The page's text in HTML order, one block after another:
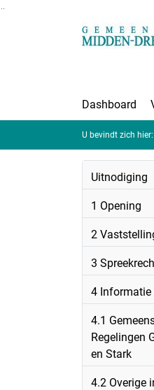
Dashboard
U bevindt zich hier:
Uitnodiging
1 Opening
2
3
4 Informatie
4.1
Regelingen
en Stark
4.2 Overige